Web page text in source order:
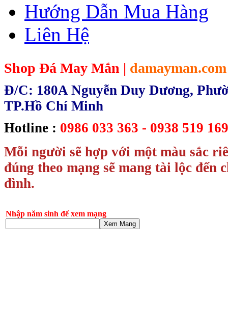
Hướng Dẫn Mua Hàng
Liên Hệ
Shop Đá May Mắn | damayman.com
Đ/C: 180A Nguyễn Duy Dương,
TP.Hồ Chí Minh
Hotline : 0986 033 363 - 0938 519
Mỗi người sẽ hợp với một màu sắc
đúng theo mạng sẽ mang tài lộc đến
đình.
Nhập năm sinh để xem mạng
Xem Mạng